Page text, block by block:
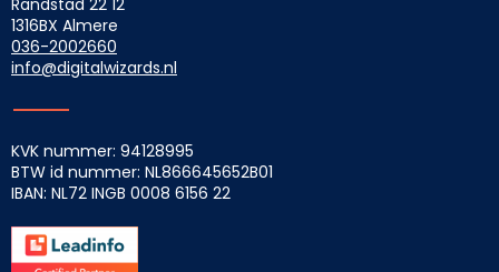
1316BX Almere
036-2002660
info@digitalwizards.nl
KVK nummer: 94128995
BTW id nummer: NL866645652B01
IBAN: NL72 INGB 0008 6156 22